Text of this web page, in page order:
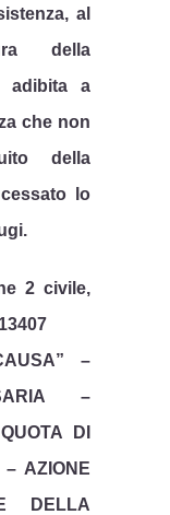
al
della
adibita a
che non
della
lo
2 civile,
–
–
DI
– AZIONE
DELLA